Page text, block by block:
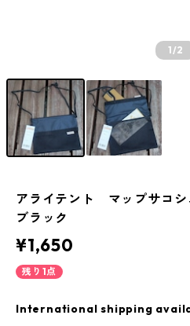
1/2
アライテント マップサコ
ブラック
¥1,650
残り1点
International shipping